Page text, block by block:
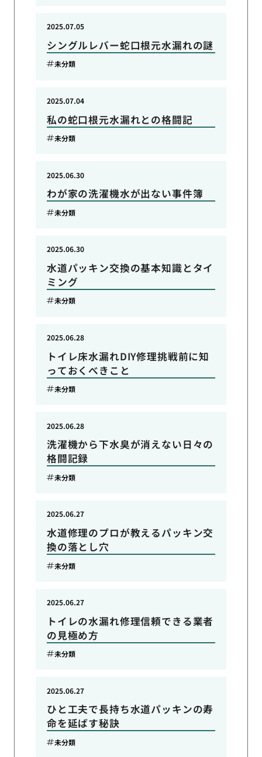
シングルレバー蛇口根元水漏れの謎
2025.07.05
未分類
私の蛇口根元水漏れとの格闘記
2025.07.04
未分類
わが家の洗濯機水が出ない事件簿
2025.06.30
未分類
水道パッキン交換の基本知識とタイ
ミング
2025.06.30
未分類
トイレ床水漏れDIY修理挑戦前に知
っておくべきこと
2025.06.28
未分類
洗濯機から下水臭が消えない日々の
格闘記録
2025.06.28
未分類
水道修理のプロが教えるパッキン交
換の落とし穴
2025.06.27
未分類
トイレの水漏れ修理信頼できる業者
の見極め方
2025.06.27
未分類
ひと工夫で長持ち水道パッキンの寿
命を延ばす秘訣
2025.06.27
未分類